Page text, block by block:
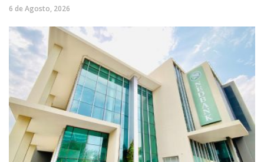
6 de Agosto, 2026